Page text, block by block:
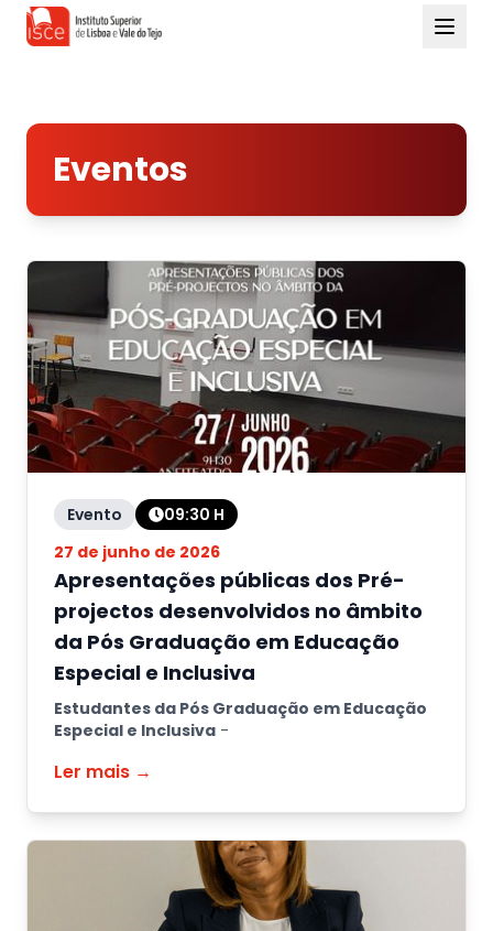
Eventos
Evento 09:30 H
27 de junho de 2026
Apresentações públicas dos Pré-
projectos desenvolvidos no âmbito
da Pós Graduação em Educação
Especial e Inclusiva
Estudantes da Pós Graduação em Educação
Especial e Inclusiva -
Ler mais →